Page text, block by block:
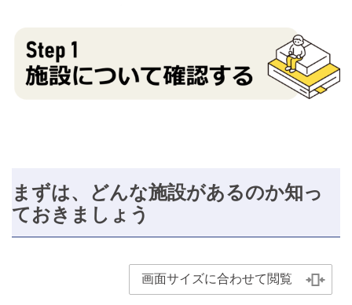
まずは、どんな施設があるのか知っ
ておきましょう
画面サイズに合わせて閲覧